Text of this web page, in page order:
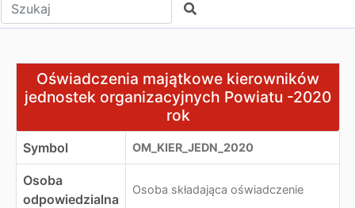
Szukaj
Oświadczenia majątkowe kierowników jednostek
Oświadczenia majątkowe kierowników
jednostek organizacyjnych Powiatu -2020
rok
Symbol OM_KIER_JEDN_2020
Osoba
odpowiedzialna
Osoba składająca oświadczenie